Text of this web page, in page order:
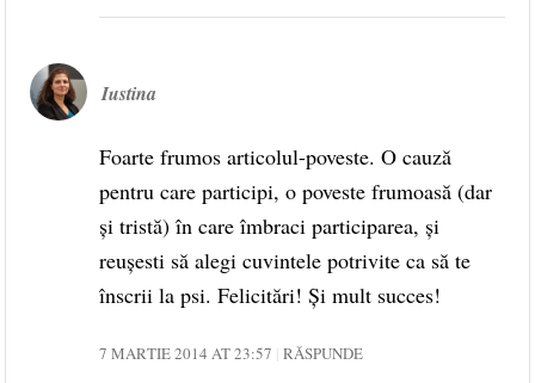
Iustina
Foarte frumos articolul-poveste. O cauză
pentru care participi, o poveste frumoasă (dar
şi tristă) în care îmbraci participarea, şi
reuşesti să alegi cuvintele potrivite ca să te
înscrii la psi. Felicitări! Şi mult succes!
7 MARTIE 2014 AT 23:57 RĂSPUNDE